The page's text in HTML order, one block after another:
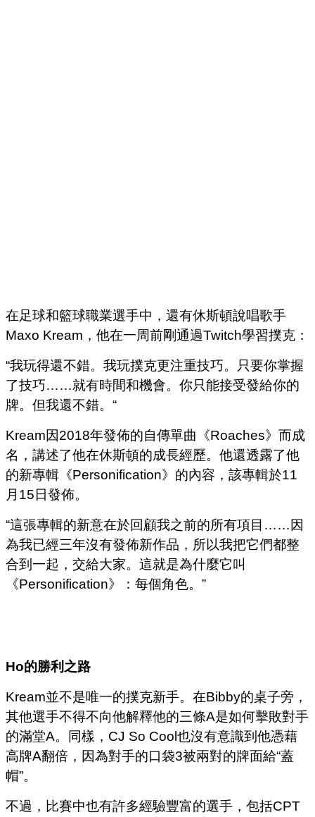
在足球和籃球職業選手中，還有休斯頓說唱歌手
Maxo Kream，他在一周前剛通過Twitch學習撲克：
“我玩得還不錯。我玩撲克更注重技巧。只要你掌握
了技巧……就有時間和機會。你只能接受發給你的
牌。但我還不錯。“
Kream因2018年發佈的自傳單曲《Roaches》而成
名，講述了他在休斯頓的成長經歷。他還透露了他
的新專輯《Personification》的內容，該專輯於11
月15日發佈。
“這張專輯的新意在於回顧我之前的所有項目……因
為我已經三年沒有發佈新作品，所以我把它們都整
合到一起，交給大家。這就是為什麼它叫
《Personification》：每個角色。”
Ho的勝利之路
Kream並不是唯一的撲克新手。在Bibby的桌子旁，
其他選手不得不向他解釋他的三條A是如何擊敗對手
的滿堂A。同樣，CJ So Cool也沒有意識到他憑藉
高牌A翻倍，因為對手的口袋3被兩對的牌面給“蓋
帽”。
不過，比賽中也有許多經驗豐富的選手，包括CPT